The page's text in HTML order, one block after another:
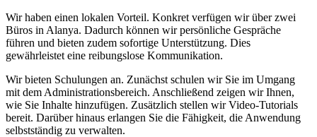
Wir haben einen lokalen Vorteil. Konkret verfügen wir über zwei
Büros in Alanya. Dadurch können wir persönliche Gespräche
führen und bieten zudem sofortige Unterstützung. Dies
gewährleistet eine reibungslose Kommunikation.
Wir bieten Schulungen an. Zunächst schulen wir Sie im Umgang
mit dem Administrationsbereich. Anschließend zeigen wir Ihnen,
wie Sie Inhalte hinzufügen. Zusätzlich stellen wir Video-Tutorials
bereit. Darüber hinaus erlangen Sie die Fähigkeit, die Anwendung
selbstständig zu verwalten.